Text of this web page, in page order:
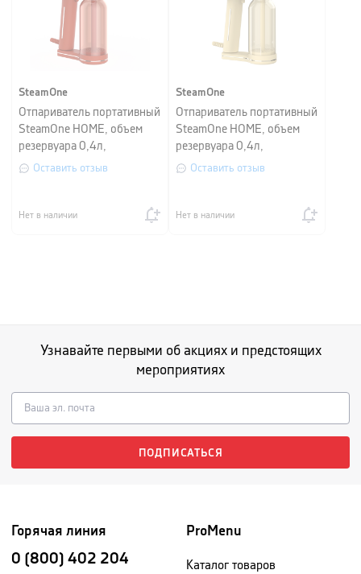
SteamOne
Отпариватель портативный
SteamOne HOME, объем
резервуара 0,4л,
терракотовый.
Оставить отзыв
Нет в наличии
SteamOne
Отпариватель портативный
SteamOne HOME, объем
резервуара 0,4л,
кремовый.
Оставить отзыв
Нет в наличии
Узнавайте первыми об акциях и предстоящих
мероприятиях
ПОДПИСАТЬСЯ
Горячая линия
0 (800) 402 204
ProMenu
Каталог товаров